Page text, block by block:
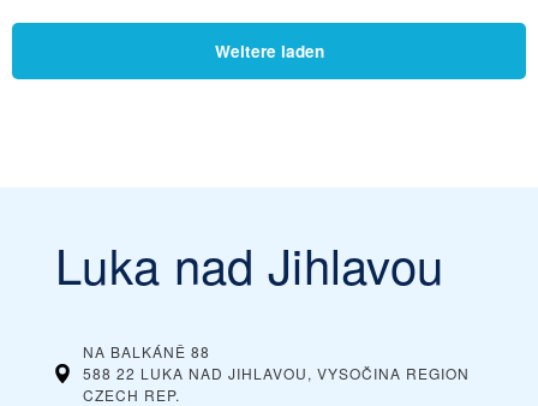
Weitere laden
Luka nad Jihlavou
NA BALKÁNĚ 88
588 22 LUKA NAD JIHLAVOU, VYSOČINA REGION
CZECH REP.